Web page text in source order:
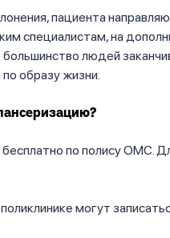
пациента
специалистам, на
людей
образу жизни.
по полису ОМС.
могут